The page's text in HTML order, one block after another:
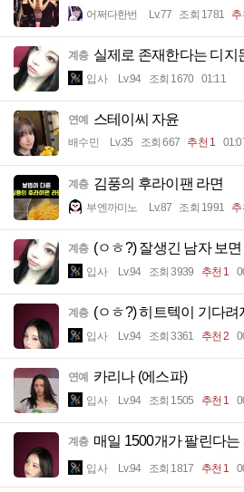
어쩌다한번 Lv.77 조회 1781 추
계층 실제로 존재한다는 디지
입사 Lv.94 조회 1670 01:11
연예 스테이씨 자윤
배수민 Lv.35 조회 667 추천 1
계층 김풍의 후라이팬 라면
부엔까미노 Lv.87 조회 1991 추
계층 (ㅇㅎ?) 잘생긴 남자 보
입사 Lv.94 조회 3939 추천 1
계층 (ㅇㅎ?) 히트텍이 기다려
입사 Lv.94 조회 3361 추천 2
연예 카리나 (에스파)
입사 Lv.94 조회 1505 추천 1
계층 매일 1500개가 팔린다
입사 Lv.94 조회 1817 추천 1